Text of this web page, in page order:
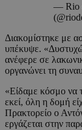
— Rio
Διακομίστηκε με
υπέκυψε.
ανέφερε σε
οργανώνει τη
«Είδαμε κόσμο να
εκεί, όλη η δομή
Πρακτορείο ο
εργάζεται στην